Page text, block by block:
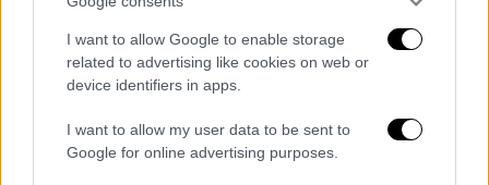
I want to allow Google to enable storage
related to advertising like cookies on web or
device identifiers in apps.
I want to allow my user data to be sent to
Google for online advertising purposes.
ανθρώπους που απλά περπατούν», δήλωσε ο
συγγραφέας της μελέτης, Guido Panzarasa.
«Η εστίασή μας ήταν να καταδείξουμε τη
δυνατότητα τροποποίησης του ξύλου με
σχετικά φιλικές προς το περιβάλλον